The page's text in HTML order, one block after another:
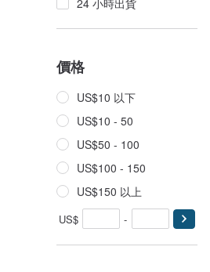
24 小時出貨
價格
US$10 以下
US$10 - 50
US$50 - 100
US$100 - 150
US$150 以上
US$ -